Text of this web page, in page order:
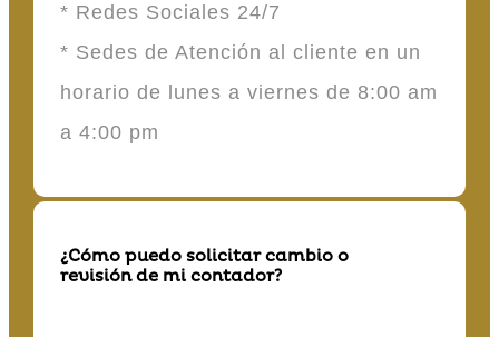
* Redes Sociales 24/7
* Sedes de Atención al cliente en un
horario de lunes a viernes de 8:00 am
a 4:00 pm
¿Cómo puedo solicitar cambio o
revisión de mi contador?